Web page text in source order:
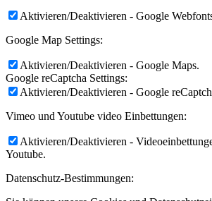
Aktivieren/Deaktivieren - Google
Google Map Settings:
Aktivieren/Deaktivieren - Google Maps.
Google reCaptcha Settings:
Aktivieren/Deaktivieren - Google
Vimeo und Youtube video Einbettungen:
Aktivieren/Deaktivieren -
Youtube.
Datenschutz-Bestimmungen: